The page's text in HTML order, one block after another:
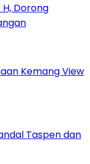
H, Dorong
Kemang View
Taspen dan